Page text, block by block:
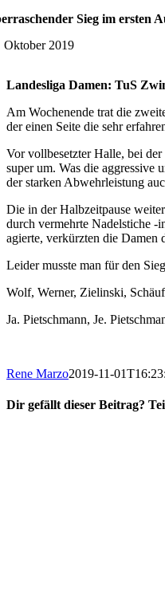
Sieg im ersten
Oktober 2019
Landesliga Damen: TuS
Am Wochenende trat die
der einen Seite die sehr
Vor vollbesetzter Halle, bei
super um. Was die
der starken Abwehrleistung
Die in der Halbzeitpause
durch vermehrte Nadelstiche -
agierte, verkürzten die Damen
Leider musste man für den
Wolf, Werner, Zielinski,
Ja. Pietschmann, Je.
Rene Marzo2019-11-
Dir gefällt dieser Beitrag?